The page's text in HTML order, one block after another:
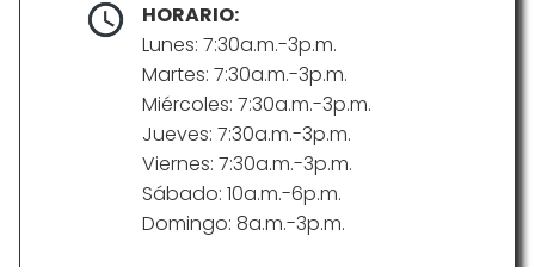
HORARIO:
Lunes: 7:30a.m.-3p.m.
Martes: 7:30a.m.-3p.m.
Miércoles: 7:30a.m.-3p.m.
Jueves: 7:30a.m.-3p.m.
Viernes: 7:30a.m.-3p.m.
Sábado: 10a.m.-6p.m.
Domingo: 8a.m.-3p.m.